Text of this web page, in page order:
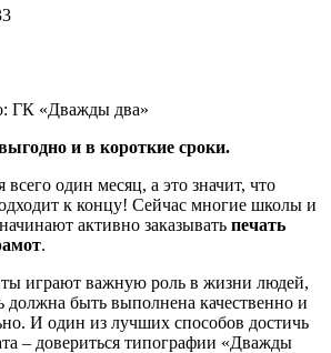
ГК «Дважды два»
и в короткие сроки.
всего один месяц, а это значит, что
к концу! Сейчас многие школы и
активно заказывать печать
т.
играют важную роль в жизни людей,
должна быть выполнена качественно и
И один из лучших способов достичь
– довериться типографии «Дважды